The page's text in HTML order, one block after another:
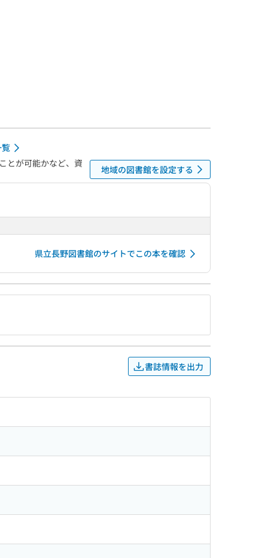
とが可能かなど、資
地域の図書館を設定する
県立長野図書館のサイトでこの本を確認
書誌情報を出力